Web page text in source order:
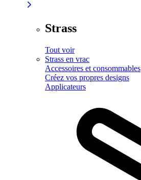
Strass
Tout voir
Strass en vrac
Accessoires et consommables
Créez vos propres designs
Applicateurs